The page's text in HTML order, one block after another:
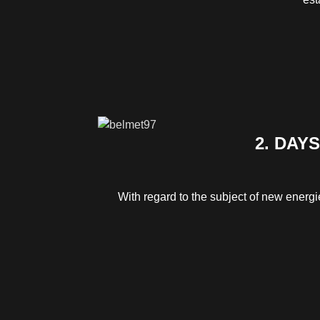
2.
With regard to the subject of new